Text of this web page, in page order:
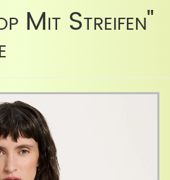
Mit Streifen"